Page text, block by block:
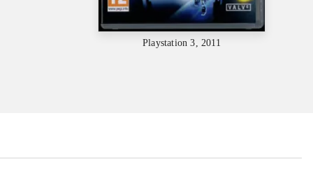
Playstation 3, 2011